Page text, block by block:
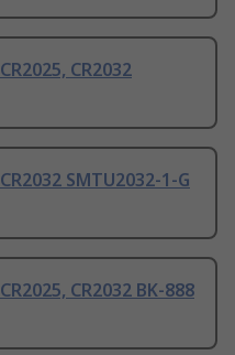
CR2032
SMTU2032-1-G
CR2032 BK-888